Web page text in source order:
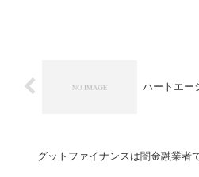
ハートエー
グットファイナンスは闇金融業者